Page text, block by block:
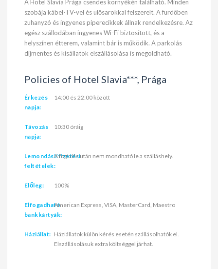
A Hotel Slavia Prága csendes környékén található. Minden
szobája kábel-TV-vel és ülősarokkal felszerelt. A fürdőben
zuhanyzó és ingyenes piperecikkek állnak rendelkezésre. Az
egész szállodában ingyenes Wi-Fi biztosított, és a
helyszínen étterem, valamint bár is működik. A parkolás
díjmentes és kisállatok elszállásolása is megoldható.
Policies of Hotel Slavia***, Prága
Érkezés
napja:
14:00 és 22:00 között
Távozás
napja:
10:30 óráig
Lemondási/fizetési
feltételek:
A foglalás után nem mondható le a szálláshely.
Előleg: 100%
Elfogadható
bankkártyák:
American Express, VISA, MasterCard, Maestro
Háziállat: Háziállatok külön kérés esetén szállásolhatók el.
Elszállásolásuk extra költséggel járhat.